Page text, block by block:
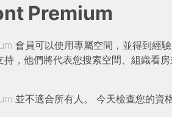
Premium
會員可以使用專屬空間，並得到經
持，他們將代表您搜索空間、組織看
並不適合所有人。 今天檢查您的資